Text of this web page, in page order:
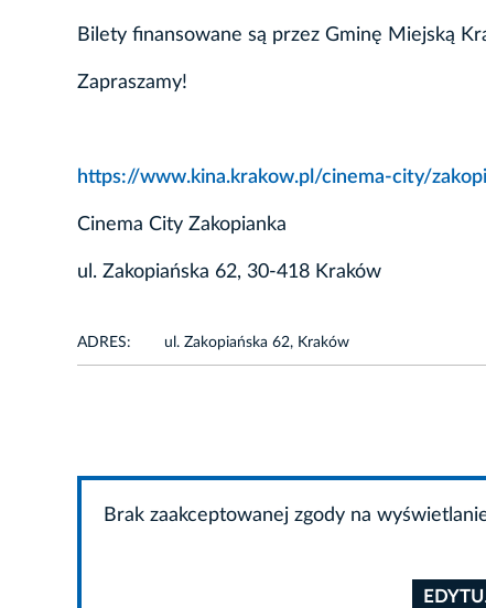
Bilety finansowane są przez Gminę Miejską
Zapraszamy!
https://www.kina.krakow.pl/cinema-city/
Cinema City Zakopianka
ul. Zakopiańska 62, 30-418 Kraków
ADRES: ul. Zakopiańska 62, Kraków
Brak zaakceptowanej zgody na